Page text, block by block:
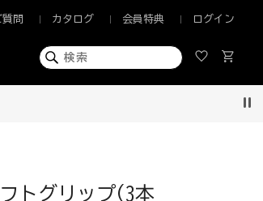
問 カタログ 会員特典 ログイン
トグリップ(3本